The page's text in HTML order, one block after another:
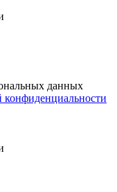
данных
конфиденциальности